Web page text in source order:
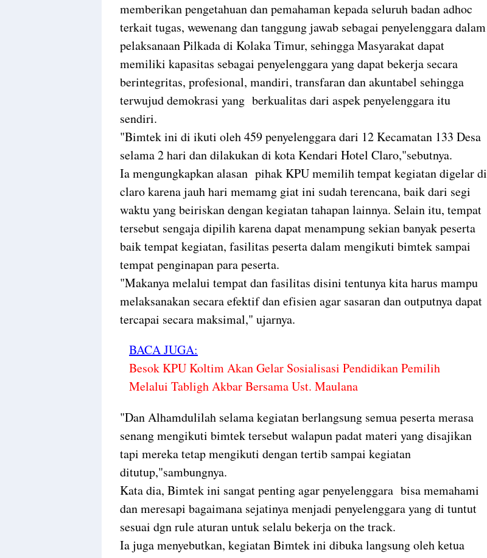
memberikan pengetahuan dan pemahaman kepada seluruh badan adhoc
terkait tugas, wewenang dan tanggung jawab sebagai penyelenggara dalam
pelaksanaan Pilkada di Kolaka Timur, sehingga Masyarakat dapat
memiliki kapasitas sebagai penyelenggara yang dapat bekerja secara
berintegritas, profesional, mandiri, transfaran dan akuntabel sehingga
terwujud demokrasi yang berkualitas dari aspek penyelenggara itu
sendiri.
"Bimtek ini di ikuti oleh 459 penyelenggara dari 12 Kecamatan 133 Desa
selama 2 hari dan dilakukan di kota Kendari Hotel Claro,"sebutnya.
Ia mengungkapkan alasan pihak KPU memilih tempat kegiatan digelar di
claro karena jauh hari memamg giat ini sudah terencana, baik dari segi
waktu yang beiriskan dengan kegiatan tahapan lainnya. Selain itu, tempat
tersebut sengaja dipilih karena dapat menampung sekian banyak peserta
baik tempat kegiatan, fasilitas peserta dalam mengikuti bimtek sampai
tempat penginapan para peserta.
"Makanya melalui tempat dan fasilitas disini tentunya kita harus mampu
melaksanakan secara efektif dan efisien agar sasaran dan outputnya dapat
tercapai secara maksimal," ujarnya.
BACA JUGA:
Besok KPU Koltim Akan Gelar Sosialisasi Pendidikan Pemilih
Melalui Tabligh Akbar Bersama Ust. Maulana
"Dan Alhamdulilah selama kegiatan berlangsung semua peserta merasa
senang mengikuti bimtek tersebut walapun padat materi yang disajikan
tapi mereka tetap mengikuti dengan tertib sampai kegiatan
ditutup,"sambungnya.
Kata dia, Bimtek ini sangat penting agar penyelenggara bisa memahami
dan meresapi bagaimana sejatinya menjadi penyelenggara yang di tuntut
sesuai dgn rule aturan untuk selalu bekerja on the track.
Ia juga menyebutkan, kegiatan Bimtek ini dibuka langsung oleh ketua